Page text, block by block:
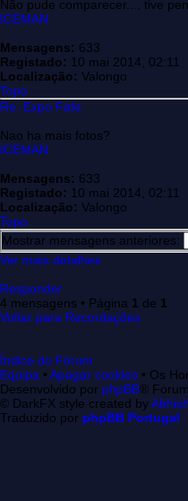
Não pude comparecer.... tive
ICEMAN
Mensagens: 633
Registado: 10 mai 2014, 02:11
Localização: Valongo
Topo
Re: Expo Fafe
Nao ha mais fotos?
ICEMAN
Mensagens: 633
Registado: 10 mai 2014, 02:11
Localização: Valongo
Topo
Mostrar mensagens anteriores:
Ver mais detalhes
Responder
4 mensagens • Página 1 de 1
Voltar para Recordações
Índice do Fórum
Equipa • Apagar cookies • Os
Desenvolvido por phpBB®
© DarkFX style created by
Traduzido por phpBB Portugal